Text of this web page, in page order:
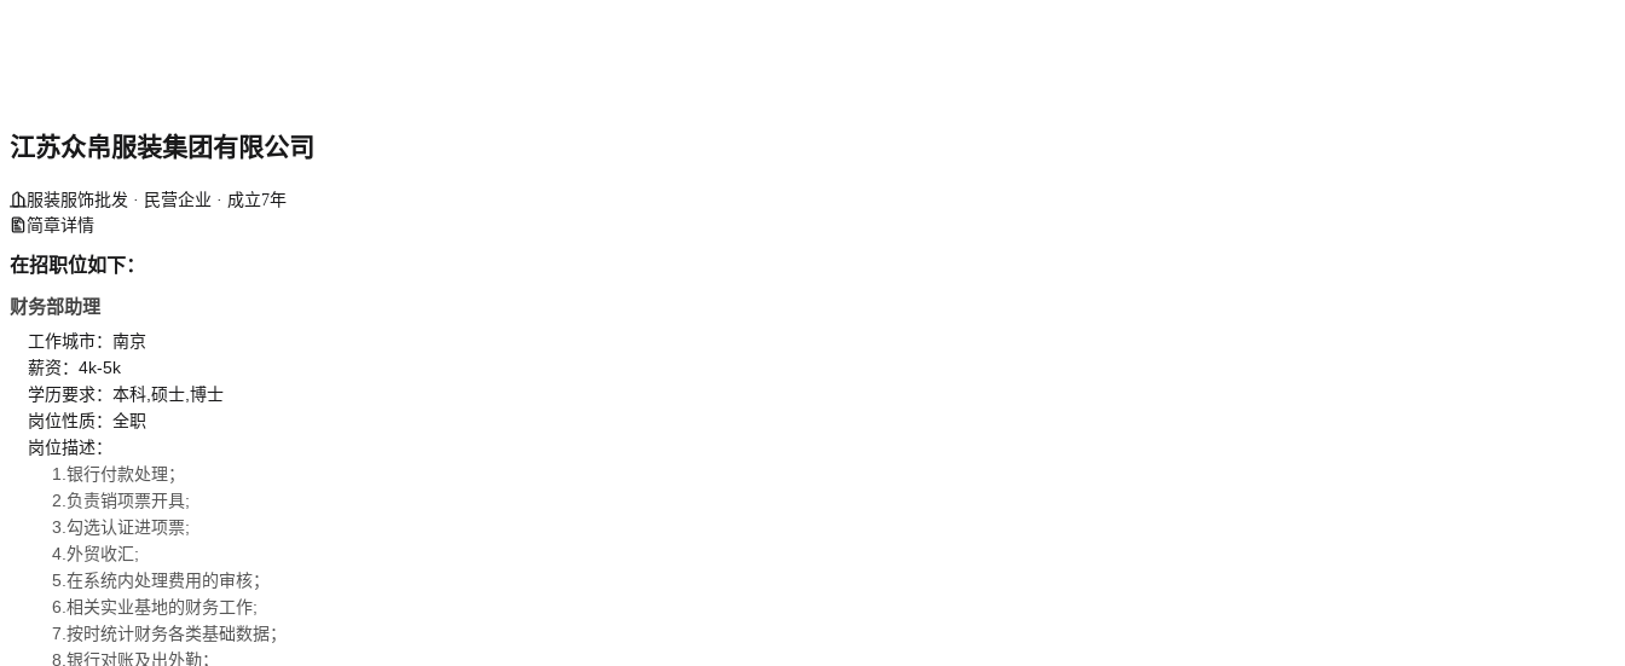
江苏众帛服装集团有限公司
服装服饰批发 · 民营企业 · 成立7年
简章详情
在招职位如下：
财务部助理
工作城市：南京
薪资：4k-5k
学历要求：本科,硕士,博士
岗位性质：全职
岗位描述：
1.银行付款处理；
2.负责销项票开具;
3.勾选认证进项票;
4.外贸收汇;
5.在系统内处理费用的审核；
6.相关实业基地的财务工作;
7.按时统计财务各类基础数据；
8.银行对账及出外勤；